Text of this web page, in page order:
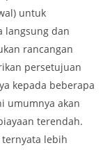
untuk
langsung dan
rancangan
persetujuan
kepada beberapa
umumnya akan
terendah.
lebih